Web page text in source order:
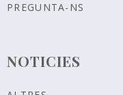
PREGUNTA-NS
NOTICIES